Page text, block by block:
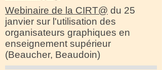
Webinaire de la CIRT@ du 25
janvier sur l'utilisation des
organisateurs graphiques en
enseignement supérieur
(Beaucher, Beaudoin)